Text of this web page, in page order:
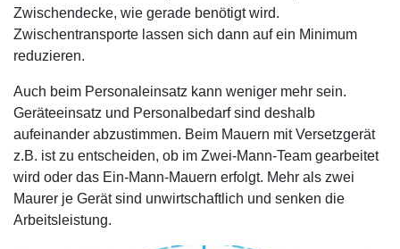
Zwischendecke, wie gerade benötigt wird.
Zwischentransporte lassen sich dann auf ein Minimum
reduzieren.
Auch beim Personaleinsatz kann weniger mehr sein.
Geräteeinsatz und Personalbedarf sind deshalb
aufeinander abzustimmen. Beim Mauern mit Versetzgerät
z.B. ist zu entscheiden, ob im Zwei-Mann-Team gearbeitet
wird oder das Ein-Mann-Mauern erfolgt. Mehr als zwei
Maurer je Gerät sind unwirtschaftlich und senken die
Arbeitsleistung.